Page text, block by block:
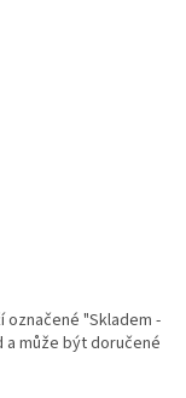
označené "Skladem -
a může být doručené